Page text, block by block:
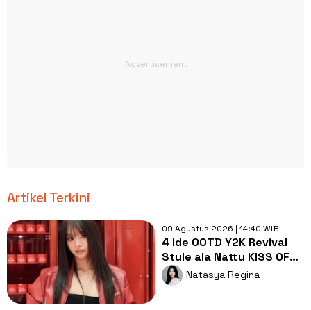
Artikel Terkini
09 Agustus 2026 | 14:40 WIB
4 Ide OOTD Y2K Revival
Style ala Natty KISS OF
LIFE, Timeless dan
Stylish!
Natasya Regina